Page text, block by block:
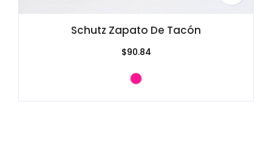
Schutz Zapato De Tacón
$90.84